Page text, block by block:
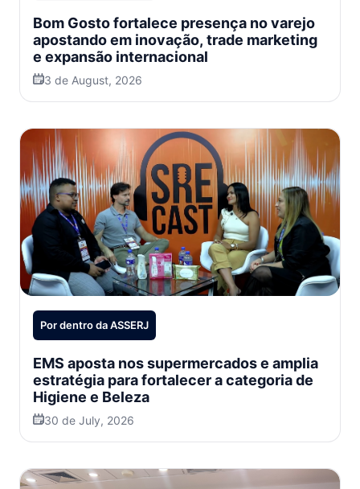
Bom Gosto fortalece presença no varejo
apostando em inovação, trade marketing
e expansão internacional
3 de August, 2026
Por dentro da ASSERJ
EMS aposta nos supermercados e amplia
estratégia para fortalecer a categoria de
Higiene e Beleza
30 de July, 2026